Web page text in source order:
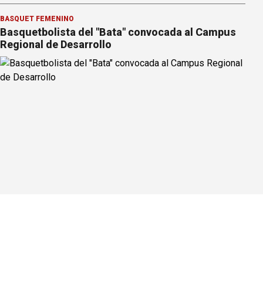
BÁSQUET FEMENINO
Basquetbolista del "Bata" convocada al Campus
Regional de Desarrollo